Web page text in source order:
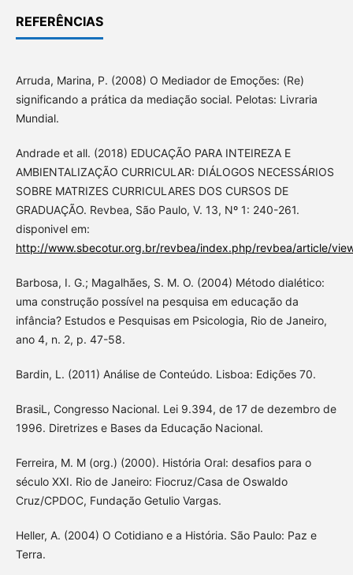
REFERÊNCIAS
Arruda, Marina, P. (2008) O Mediador de Emoções: (Re)
significando a prática da mediação social. Pelotas: Livraria
Mundial.
Andrade et all. (2018) EDUCAÇÃO PARA INTEIREZA E
AMBIENTALIZAÇÃO CURRICULAR: DIÁLOGOS NECESSÁRIOS
SOBRE MATRIZES CURRICULARES DOS CURSOS DE
GRADUAÇÃO. Revbea, São Paulo, V. 13, Nº 1: 240-261.
disponivel em:
http://www.sbecotur.org.br/revbea/index.php/revbea/article/
Barbosa, I. G.; Magalhães, S. M. O. (2004) Método dialético:
uma construção possível na pesquisa em educação da
infância? Estudos e Pesquisas em Psicologia, Rio de Janeiro,
ano 4, n. 2, p. 47-58.
Bardin, L. (2011) Análise de Conteúdo. Lisboa: Edições 70.
BrasiL, Congresso Nacional. Lei 9.394, de 17 de dezembro de
1996. Diretrizes e Bases da Educação Nacional.
Ferreira, M. M (org.) (2000). História Oral: desafios para o
século XXI. Rio de Janeiro: Fiocruz/Casa de Oswaldo
Cruz/CPDOC, Fundação Getulio Vargas.
Heller, A. (2004) O Cotidiano e a História. São Paulo: Paz e
Terra.